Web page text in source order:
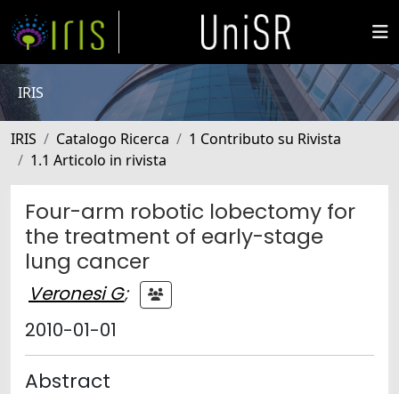
IRIS
IRIS Catalogo Ricerca
1 Contributo su Rivista
1.1 Articolo in rivista
Four-arm robotic lobectomy for
the treatment of early-stage
lung cancer
Veronesi G;
2010-01-01
Abstract